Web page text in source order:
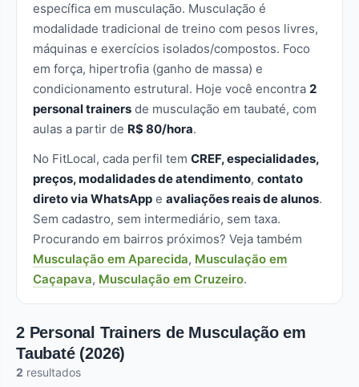
específica em musculação. Musculação é
modalidade tradicional de treino com pesos livres,
máquinas e exercícios isolados/compostos. Foco
em força, hipertrofia (ganho de massa) e
condicionamento estrutural. Hoje você encontra 2
personal trainers de musculação em taubaté, com
aulas a partir de R$ 80/hora.
No FitLocal, cada perfil tem CREF, especialidades,
preços, modalidades de atendimento, contato
direto via WhatsApp e avaliações reais de alunos.
Sem cadastro, sem intermediário, sem taxa.
Procurando em bairros próximos? Veja também
Musculação em Aparecida, Musculação em
Caçapava, Musculação em Cruzeiro.
2 Personal Trainers de Musculação em
Taubaté (2026)
2 resultados